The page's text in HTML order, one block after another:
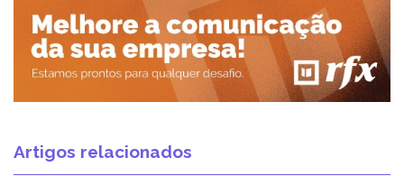
Artigos relacionados